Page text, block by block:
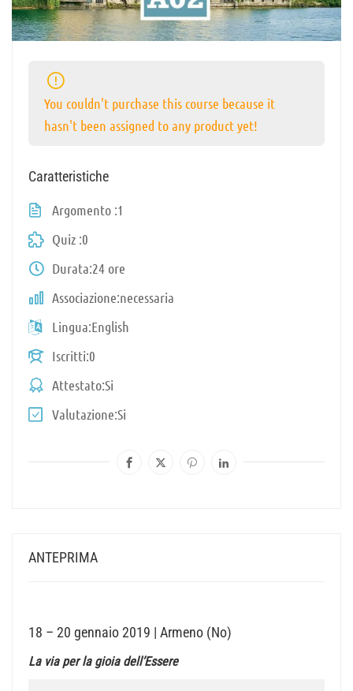
ANTEPRIMA
18 – 20 gennaio 2019 | Armeno (No)
La via per la gioia dell’Essere
You couldn't purchase this course because it
hasn't been assigned to any product yet!
Caratteristiche
Argomento 1
Quiz 0
Durata 24 ore
Associazione necessaria
Lingua English
Iscritti 0
AttestatoSi
Valutazione Si